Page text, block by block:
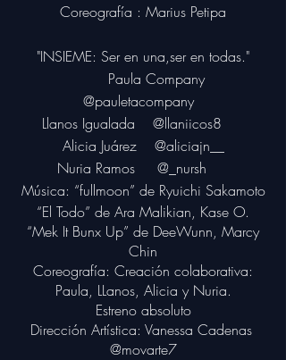
Coreografía : Marius Petipa
"INSIEME: Ser en una,ser en todas."
Paula Company
@pauletacompany
Llanos Igualada @llaniicos8
Alicia Juárez @aliciajn__
Nuria Ramos @_nursh
Música: “fullmoon” de Ryuichi Sakamoto
“El Todo” de Ara Malikian, Kase O.
“Mek It Bunx Up” de DeeWunn, Marcy
Chin
Coreografía: Creación colaborativa:
Paula, LLanos, Alicia y Nuria.
Estreno absoluto
Dirección Artística: Vanessa Cadenas
@movarte7